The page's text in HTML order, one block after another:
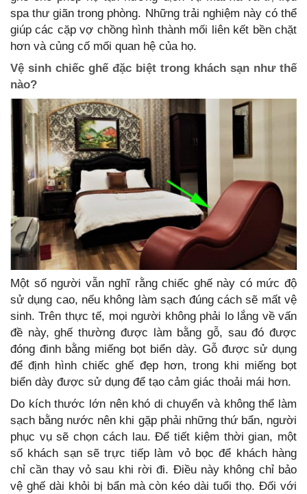
spa thư giãn trong phòng. Những trải nghiệm này có thể
giúp các cặp vợ chồng hình thành mối liên kết bền chặt
hơn và củng cố mối quan hệ của họ.
Vệ sinh chiếc ghế đặc biệt trong khách sạn như thế
nào?
Một số người vẫn nghĩ rằng chiếc ghế này có mức độ
sử dụng cao, nếu không làm sạch đúng cách sẽ mất vệ
sinh. Trên thực tế, mọi người không phải lo lắng về vấn
đề này, ghế thường được làm bằng gỗ, sau đó được
đóng đinh bằng miếng bọt biển dày. Gỗ được sử dụng
để định hình chiếc ghế đẹp hơn, trong khi miếng bọt
biển dày được sử dụng để tạo cảm giác thoải mái hơn.
Do kích thước lớn nên khó di chuyển và không thể làm
sạch bằng nước nên khi gặp phải những thứ bẩn, người
phục vụ sẽ chọn cách lau. Để tiết kiệm thời gian, một
số khách sạn sẽ trực tiếp làm vỏ bọc để khách hàng
chỉ cần thay vỏ sau khi rời đi. Điều này không chỉ bảo
vệ ghế dài khỏi bị bẩn mà còn kéo dài tuổi thọ. Đối với